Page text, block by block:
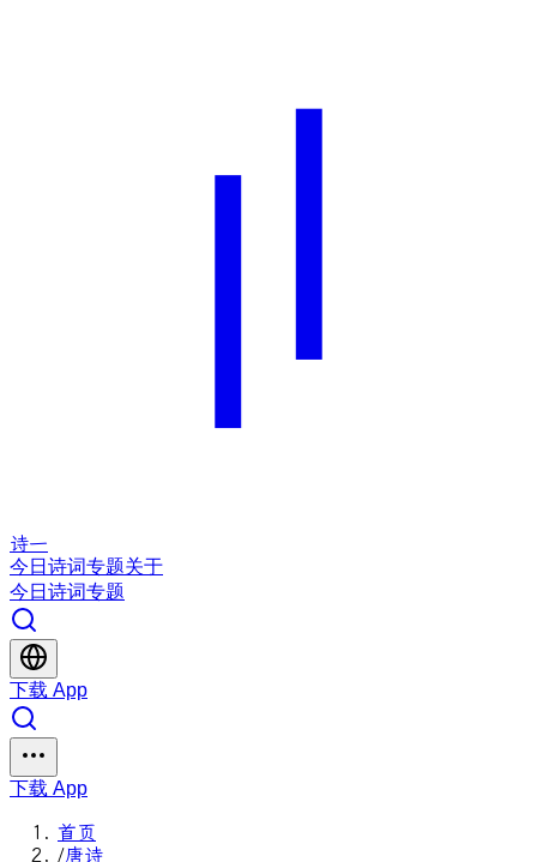
诗一
今日 诗词专题关于
今日 诗词专题
下载 App
下载 App
首页
/唐诗